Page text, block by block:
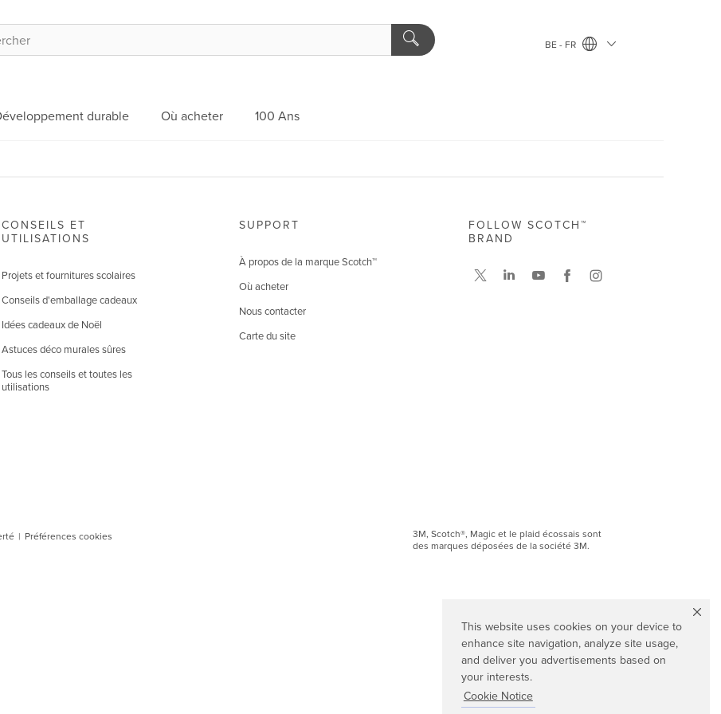
This website uses cookies on your device to
enhance site navigation, analyze site usage,
and deliver you advertisements based on
your interests.
Cookie Notice
BE - FR
durable Où acheter 100 Ans
CONSEILS ET
UTILISATIONS
Projets et fournitures scolaires
Conseils d'emballage cadeaux
Idées cadeaux de Noël
Astuces déco murales sûres
Tous les conseils et toutes les
utilisations
SUPPORT
À propos de la marque Scotch™
Où acheter
Nous contacter
Carte du site
| Préférences cookies
FOLLOW SCOTCH™
BRAND
3M, Scotch®, Magic et le plaid écossais sont
des marques déposées de la société 3M.